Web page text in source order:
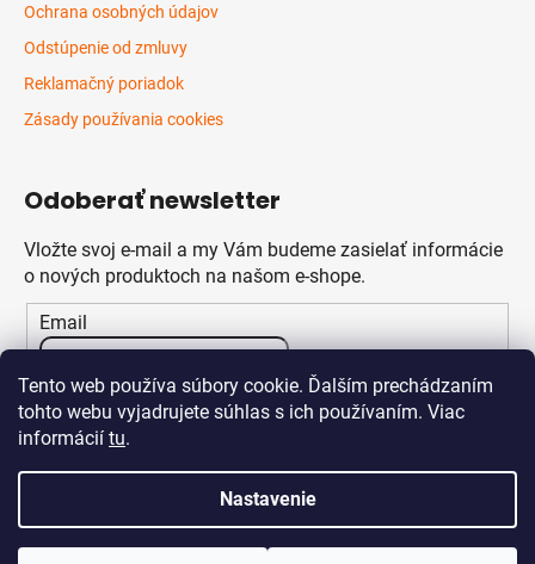
Tento web používa súbory cookie. Ďalším prechádzaním
tohto webu vyjadrujete súhlas s ich používaním. Viac
informácií tu.
Nastavenie
Ochrana osobných údajov
Odstúpenie od zmluvy
Reklamačný poriadok
Zásady používania cookies
Odoberať newsletter
Vložte svoj e-mail a my Vám budeme zasielať informácie
o nových produktoch na našom e-shope.
Email
Vložením e-mailu súhlasíte spodmienkami ochrany
osobných údajov
PRIHLÁSIŤ SA